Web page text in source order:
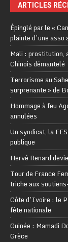
ARTICLES
Épinglé par le «
plainte d’une
Mali : prostitution,
Chinois démantelé
Terrorisme au
surprenante » de
Hommage à feu
annulées
Un syndicat, la
publique
Hervé Renard
Tour de France
triche aux
Côte d’Ivoire : le
fête nationale
Guinée : Mamadi
Grèce